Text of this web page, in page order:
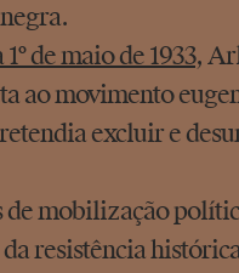
de maio de 1933,
ao movimento
excluir e
de mobilização
resistência